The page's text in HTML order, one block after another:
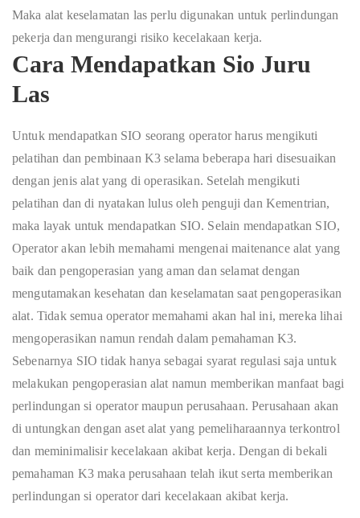
Maka alat keselamatan las perlu digunakan untuk perlindungan
pekerja dan mengurangi risiko kecelakaan kerja.
Cara Mendapatkan Sio Juru
Las
Untuk mendapatkan SIO seorang operator harus mengikuti
pelatihan dan pembinaan K3 selama beberapa hari disesuaikan
dengan jenis alat yang di operasikan. Setelah mengikuti
pelatihan dan di nyatakan lulus oleh penguji dan Kementrian,
maka layak untuk mendapatkan SIO. Selain mendapatkan SIO,
Operator akan lebih memahami mengenai maitenance alat yang
baik dan pengoperasian yang aman dan selamat dengan
mengutamakan kesehatan dan keselamatan saat pengoperasikan
alat. Tidak semua operator memahami akan hal ini, mereka lihai
mengoperasikan namun rendah dalam pemahaman K3.
Sebenarnya SIO tidak hanya sebagai syarat regulasi saja untuk
melakukan pengoperasian alat namun memberikan manfaat bagi
perlindungan si operator maupun perusahaan. Perusahaan akan
di untungkan dengan aset alat yang pemeliharaannya terkontrol
dan meminimalisir kecelakaan akibat kerja. Dengan di bekali
pemahaman K3 maka perusahaan telah ikut serta memberikan
perlindungan si operator dari kecelakaan akibat kerja.